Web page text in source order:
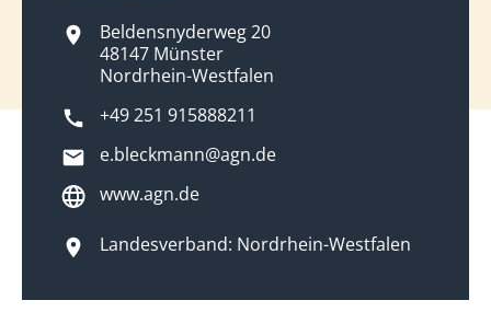
Beldensnyderweg 20
48147 Münster
Nordrhein-Westfalen
+49 251 915888211
e.bleckmann@agn.de
www.agn.de
Landesverband: Nordrhein-Westfalen